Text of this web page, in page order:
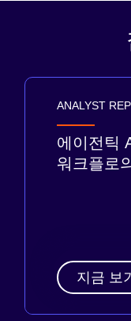
ANALYST
에이전틱
워크플로
지금 보기